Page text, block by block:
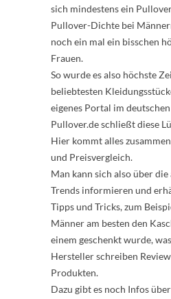
sich mindestens ein
Pullover-Dichte bei
noch ein mal ein bisschen
Frauen.
So wurde es also höchste
beliebtesten
eigenes Portal im
Pullover.de schließt diese
Hier kommt alles
und Preisvergleich.
Man kann sich also über
Trends informieren und
Tipps und Tricks, zum
Männer am besten den
einem geschenkt wurde,
Hersteller schreiben
Produkten.
Dazu gibt es noch Infos